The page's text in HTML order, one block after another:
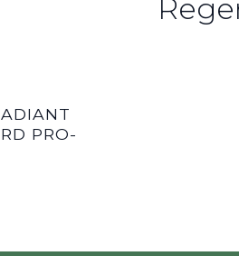
PRO-